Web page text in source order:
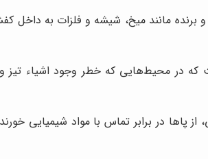
و برنده مانند میخ، شیشه و فلزات به
در محیط‌هایی که خطر وجود اشیاء تیز و
از پاها در برابر تماس با مواد